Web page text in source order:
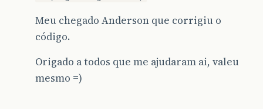
Meu chegado Anderson que corrigiu o
código.
Origado a todos que me ajudaram ai, valeu
mesmo =)